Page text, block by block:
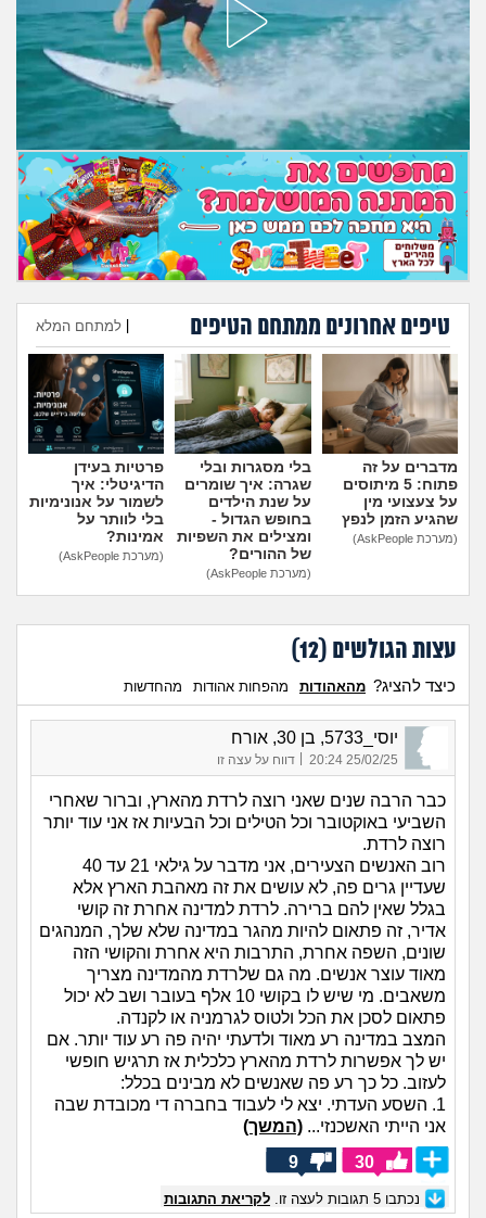
מה שעובר עליי
שומרים על הגוף
פיננסי וכלכלה
בין הסדינים
חיות מחמד
יוקר המחיה
גאווה
טיפים אחרונים ממתחם הטיפים למתחם המלא
הוספת טיפ
מדברים על זה
פתוח: 5 מיתוסים
על צעצועי מין
שהגיע הזמן לנפץ
(מערכת AskPeople)
בלי מסגרות ובלי
שגרה: איך שומרים
על שנת הילדים
בחופש הגדול -
ומצילים את השפיות
של ההורים?
(מערכת AskPeople)
פרטיות בעידן
הדיגיטלי: איך
לשמור על אנונימיות
בלי לוותר על
אמינות?
(מערכת AskPeople)
עצות הגולשים (12
)
כיצד להציג? מהאהודות מהפחות אהודות מהחדשות
יוסי_5733, בן 30, אורח
25/02/25 20:24
| דווח על עצה זו
כבר הרבה שנים שאני רוצה לרדת מהארץ, וברור שאחרי
השביעי באוקטובר וכל הטילים וכל הבעיות אז אני עוד יותר
רוצה לרדת.
רוב האנשים הצעירים, אני מדבר על גילאי 21 עד 40
שעדיין גרים פה, לא עושים את זה מאהבת הארץ אלא
בגלל שאין להם ברירה. לרדת למדינה אחרת זה קושי
אדיר, זה פתאום להיות מהגר במדינה שלא שלך, המנהגים
שונים, השפה אחרת, התרבות היא אחרת והקושי הזה
מאוד עוצר אנשים. מה גם שלרדת מהמדינה מצריך
משאבים. מי שיש לו בקושי 10 אלף בעובר ושב לא יכול
פתאום לסכן את הכל ולטוס לגרמניה או לקנדה.
המצב במדינה רע מאוד ולדעתי יהיה פה רע עוד יותר. אם
יש לך אפשרות לרדת מהארץ כלכלית אז תרגיש חופשי
לעזוב. כל כך רע פה שאנשים לא מבינים בכלל:
1. השסע העדתי. יצא לי לעבוד בחברה די מכובדת שבה
אני הייתי האשכנזי... (המשך)
30
9
נכתבו 5 תגובות לעצה זו. לקריאת התגובות